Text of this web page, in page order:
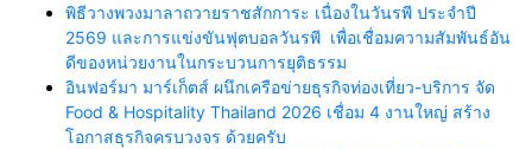
พิธีวางพวงมาลาถวายราชสักการะ เนื่องในวันรพี ประจำปี
2569 และการแข่งขันฟุตบอลวันรพี เพื่อเชื่อมความสัมพันธ์อัน
ดีของหน่วยงานในกระบวนการยุติธรรม
อินฟอร์มา มาร์เก็ตส์ ผนึกเครือข่ายธุรกิจท่องเที่ยว-บริการ จัด
Food & Hospitality Thailand 2026 เชื่อม 4 งานใหญ่ สร้าง
โอกาสธุรกิจครบวงจร ด้วยครับ